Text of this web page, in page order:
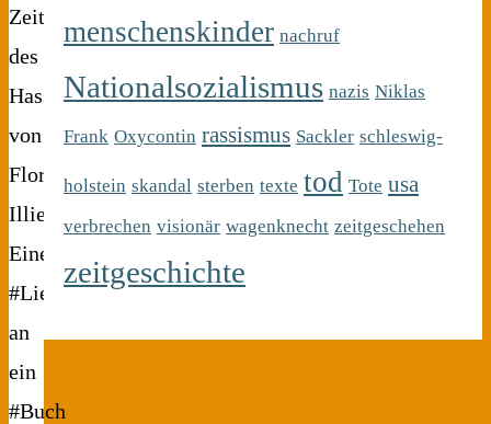
Zeiten
des
Hasses“
von
Florian
Illies.
Eine
#Liebeserklärung
an
ein
#Buch
menschenskinder nachruf
Nationalsozialismus nazis Niklas
Frank Oxycontin rassismus Sackler schleswig-
holstein skandal sterben texte tod Tote usa
verbrechen visionär wagenknecht zeitgeschehen
zeitgeschichte